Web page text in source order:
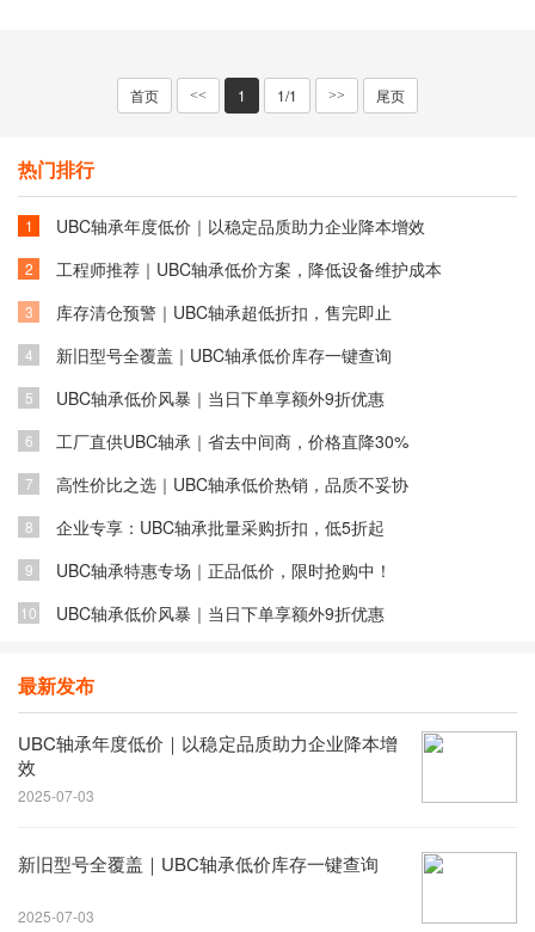
首页 << 1 1/1 >> 尾页
热门排行
1 UBC轴承年度低价｜以稳定品质助力企业降本增效
2 工程师推荐｜UBC轴承低价方案，降低设备维护成本
3 库存清仓预警｜UBC轴承超低折扣，售完即止
4 新旧型号全覆盖｜UBC轴承低价库存一键查询
5 UBC轴承低价风暴｜当日下单享额外9折优惠
6 工厂直供UBC轴承｜省去中间商，价格直降30%
7 高性价比之选｜UBC轴承低价热销，品质不妥协
8 企业专享：UBC轴承批量采购折扣，低5折起
9 UBC轴承特惠专场｜正品低价，限时抢购中！
10 UBC轴承低价风暴｜当日下单享额外9折优惠
最新发布
UBC轴承年度低价｜以稳定品质助力企业降本增
效
2025-07-03
新旧型号全覆盖｜UBC轴承低价库存一键查询
2025-07-03